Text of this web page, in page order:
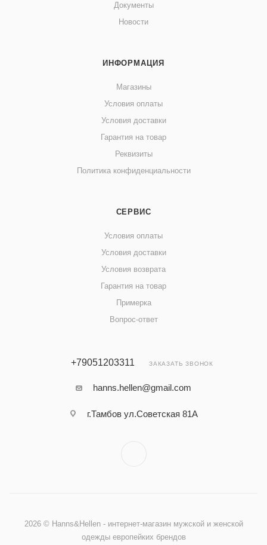
Документы
Новости
ИНФОРМАЦИЯ
Магазины
Условия оплаты
Условия доставки
Гарантия на товар
Реквизиты
Политика конфиденциальности
СЕРВИС
Условия оплаты
Условия доставки
Условия возврата
Гарантия на товар
Примерка
Вопрос-ответ
+79051203311 ЗАКАЗАТЬ ЗВОНОК
hanns.hellen@gmail.com
г.Тамбов ул.Советская 81А
2026 © Hanns&Hellen - интернет-магазин мужской и женской
одежды европейких брендов